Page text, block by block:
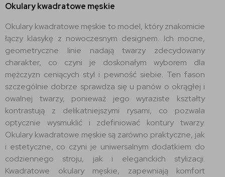
Okulary kwadratowe męskie
Okulary kwadratowe męskie to model, który znakomicie
łączy klasykę z nowoczesnym designem. Ich mocne,
geometryczne linie nadają twarzy zdecydowany
charakter, co czyni je doskonałym wyborem dla
mężczyzn ceniących styl i pewność siebie. Ten fason
szczególnie dobrze sprawdza się u panów o okrągłej i
owalnej twarzy, ponieważ jego wyraziste kształty
kontrastują z delikatniejszymi rysami, co pozwala
optycznie wysmuklić i zdefiniować kontury twarzy.
Okulary kwadratowe męskie są zarówno praktyczne, jak
i estetyczne, co czyni je uniwersalnym dodatkiem do
codziennego stroju, jak i eleganckich stylizacji.
Kwadratowe okulary męskie, zapewniają komfort